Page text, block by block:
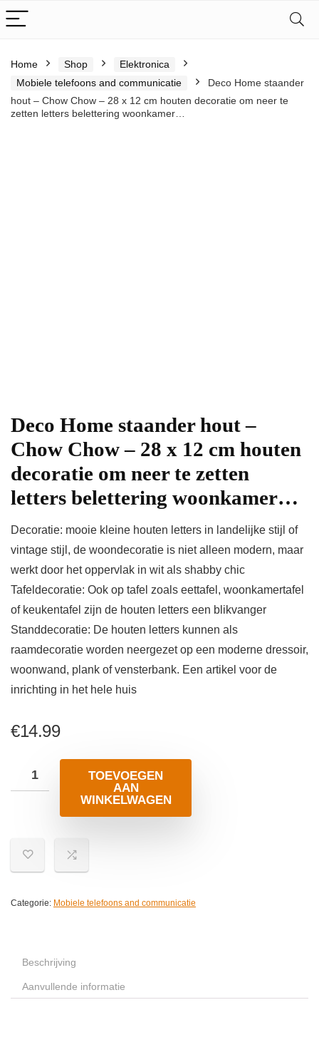
Home Shop
Elektronica
Mobiele telefoons and communicatie
Deco Home staander
hout – Chow Chow – 28 x 12 cm houten decoratie om neer te
zetten letters belettering woonkamer…
Deco Home staander hout –
Chow Chow – 28 x 12 cm houten
decoratie om neer te zetten
letters belettering woonkamer…
Decoratie: mooie kleine houten letters in landelijke stijl of
vintage stijl, de woondecoratie is niet alleen modern, maar
werkt door het oppervlak in wit als shabby chic
Tafeldecoratie: Ook op tafel zoals eettafel, woonkamertafel
of keukentafel zijn de houten letters een blikvanger
Standdecoratie: De houten letters kunnen als
raamdecoratie worden neergezet op een moderne dressoir,
woonwand, plank of vensterbank. Een artikel voor de
inrichting in het hele huis
€14.99
TOEVOEGEN
AAN
WINKELWAGEN
Categorie: Mobiele telefoons and communicatie
Beschrijving
Aanvullende informatie